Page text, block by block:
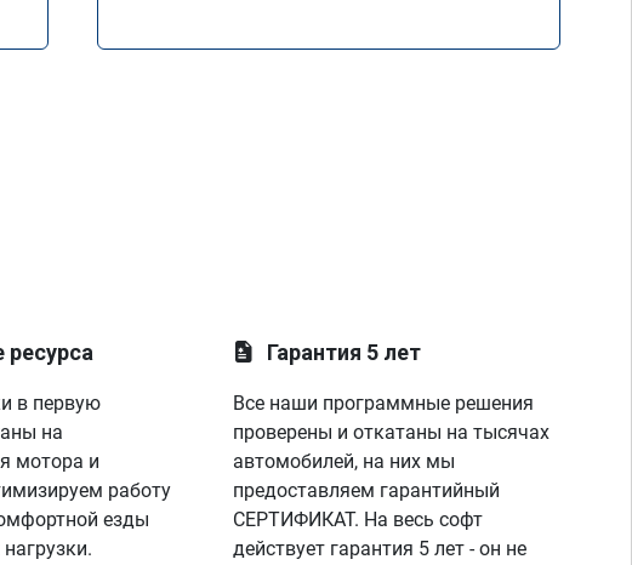
ресурса
в первую
на
мотора и
работу
езды
Гарантия 5 лет
Все наши программные решения
проверены и откатаны на тысячах
автомобилей, на них мы
предоставляем гарантийный
СЕРТИФИКАТ. На весь софт
действует гарантия 5 лет - он не